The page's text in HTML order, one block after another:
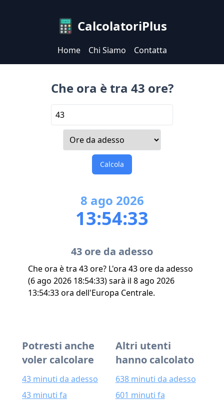
CalcolatoriPlus
Home Chi Siamo Contatta
Che ora è tra 43 ore?
Calcola
8 ago 2026
13:54:33
43 ore da adesso
Che ora è tra 43 ore? L'ora 43 ore da adesso
(6 ago 2026 18:54:33) sarà il 8 ago 2026
13:54:33 ora dell'Europa Centrale.
Potresti anche
voler calcolare
43 minuti da adesso
43 minuti fa
Altri utenti
hanno calcolato
638 minuti da adesso
601 minuti fa